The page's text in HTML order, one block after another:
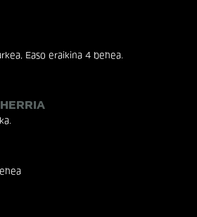
Easo eraikina 4 behea.